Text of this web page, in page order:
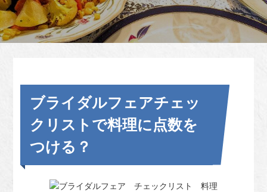
ブライダルフェアチェッ
クリストで料理に点数を
つける？